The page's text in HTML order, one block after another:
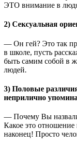
ЭТО внимание в
2) Сексуальная
— Он гей? Это так
в школе, пусть
быть самим собой в
людей.
3) Половые
неприлично
— Почему Вы
Какое это отношение
наконец! Просто